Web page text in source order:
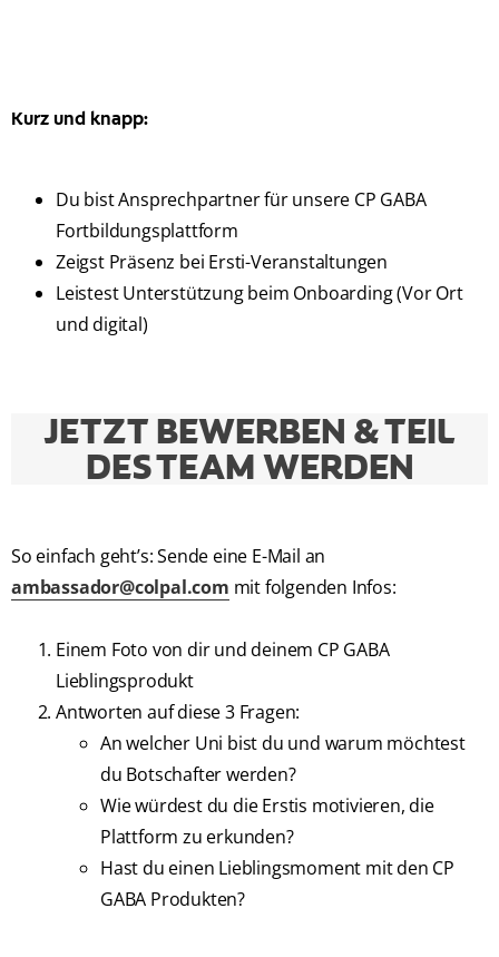
Kurz und knapp:
Du bist Ansprechpartner für unsere CP GABA
Fortbildungsplattform
Zeigst Präsenz bei Ersti-Veranstaltungen
Leistest Unterstützung beim Onboarding (Vor Ort
und digital)
JETZT BEWERBEN & TEIL
DES TEAM WERDEN
So einfach geht’s: Sende eine E-Mail an
ambassador@colpal.com mit folgenden Infos:
Einem Foto von dir und deinem CP GABA
Lieblingsprodukt
Antworten auf diese 3 Fragen:
An welcher Uni bist du und warum möchtest
du Botschafter werden?
Wie würdest du die Erstis motivieren, die
Plattform zu erkunden?
Hast du einen Lieblingsmoment mit den CP
GABA Produkten?